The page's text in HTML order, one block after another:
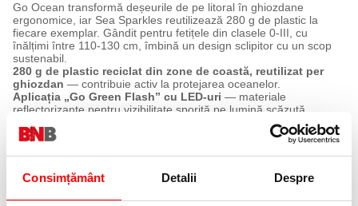
Consimțământ Detalii Despre
Go Ocean transformă deșeurile de pe litoral în ghiozdane
ergonomice, iar Sea Sparkles reutilizează 280 g de plastic la
fiecare exemplar. Gândit pentru fetițele din clasele 0-III, cu
înălțimi între 110-130 cm, îmbină un design sclipitor cu un scop
sustenabil.
280 g de plastic reciclat din zone de coastă, reutilizat per
ghiozdan — contribuie activ la protejarea oceanelor.
Aplicația „Go Green Flash” cu LED-uri — materiale
reflectorizante pentru vizibilitate sporită pe lumină scăzută.
— confirmare
independentă a confortului de purtare.
— acces
facil la conținut.
Spate cu design ergonomic și căptușeală 3D respirabilă
confort sporit pe tot parcursul zilei.
Sistem Ergo Spine, cu barete, curea toracică și curea de șold